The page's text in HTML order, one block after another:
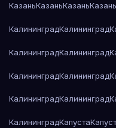
КазаньКазаньКазаньКазань
КалининградКалининград
КалининградКалининград
КалининградКалининград
КалининградКалининград
КалининградКапуста